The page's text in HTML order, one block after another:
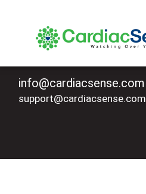
info@cardiacsense.com
support@cardiacsense.com